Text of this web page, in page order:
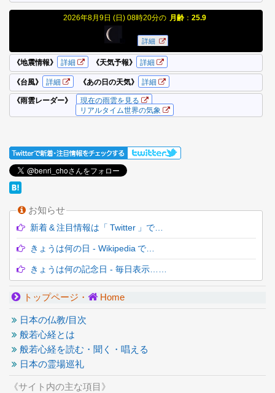
お知らせ
新着 & 注目情報は「 Twitter 」で…
きょうは何の日 - Wikipedia で…
きょうは何の記念日 - 毎日表示……
トップページ・ Home
日本の仏教/目次
般若心経とは
般若心経を読む・聞く・唱える
日本の霊場巡礼
《サイト内の主な項目》